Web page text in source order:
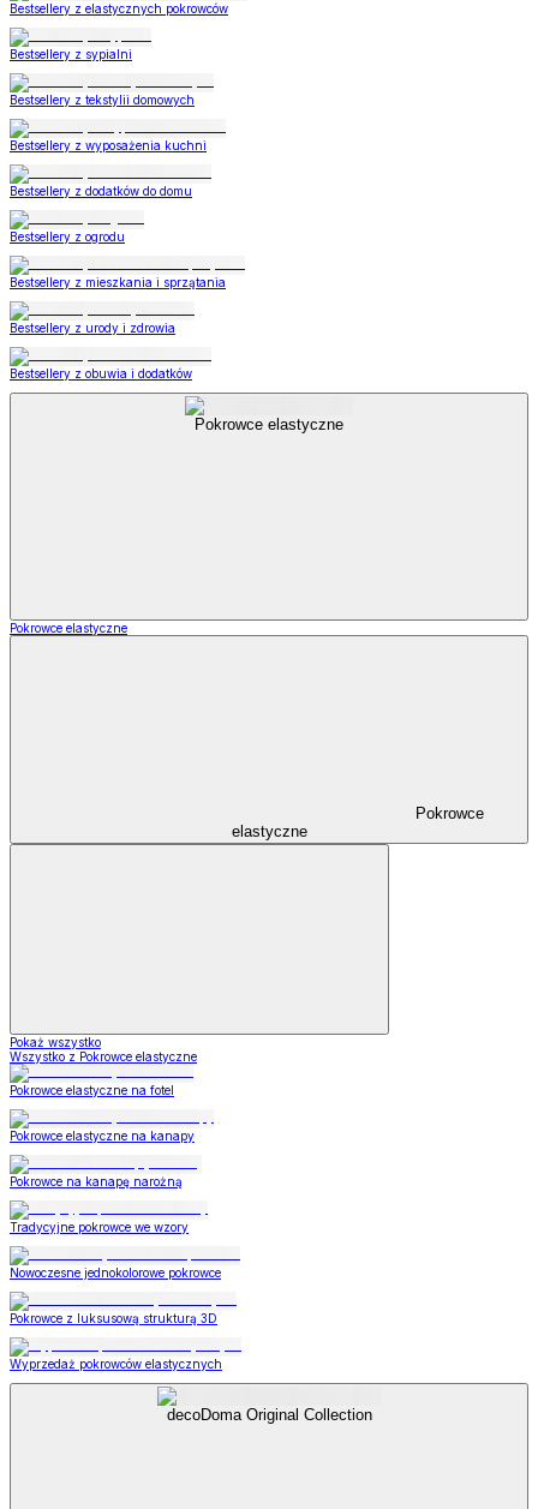
Bestsellery z elastycznych pokrowców
Bestsellery z sypialni
Bestsellery z tekstylii domowych
Bestsellery z wyposażenia kuchni
Bestsellery z dodatków do domu
Bestsellery z ogrodu
Bestsellery z mieszkania i sprzątania
Bestsellery z urody i zdrowia
Bestsellery z obuwia i dodatków
Pokrowce elastyczne
Pokrowce elastyczne
Pokrowce
elastyczne
Pokaż wszystko
Wszystko z Pokrowce elastyczne
Pokrowce elastyczne na fotel
Pokrowce elastyczne na kanapy
Pokrowce na kanapę narożną
Tradycyjne pokrowce we wzory
Nowoczesne jednokolorowe pokrowce
Pokrowce z luksusową strukturą 3D
Wyprzedaż pokrowców elastycznych
decoDoma Original Collection